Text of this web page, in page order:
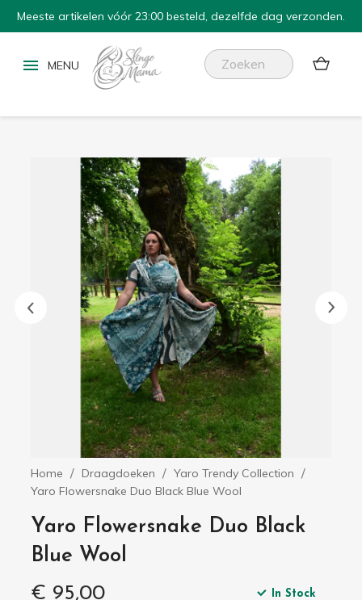
Meeste artikelen vóór 23:00 besteld, dezelfde dag verzonden.

Home Draagdoeken
Yaro Trendy Collection
Yaro Flowersnake Duo Black Blue Wool
Yaro Flowersnake Duo Black
Blue Wool
€ 95,00
In Stock